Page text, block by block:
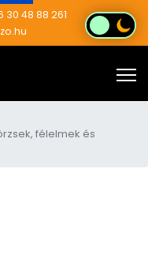
30 48 88 261
félelmek és